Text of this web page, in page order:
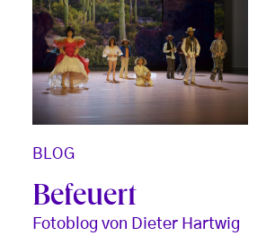
BLOG
Befeuert
Fotoblog von Dieter Hartwig